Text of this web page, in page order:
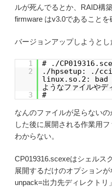
ルが死んでるとか、RAID構
firmware はv3.0であることを
バージョンアップしようとし
1
# ./
2
./hpsetup: ./
linux.so.2: bad
ようなファイルやデ
3
#
なんのファイルが足らない
した後に展開される作業用
わからない。
CP019316.scexeはシェルス
展開するだけのオプション
unpack=出力先ディレクトリ